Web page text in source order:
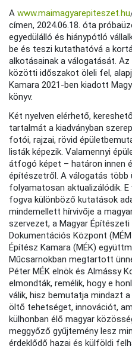
Awww.maimagyarepiteszet.hu
címen, 2024.06.18. óta
egyedülálló és hiánypótló
be és teszi kutathatóvá a
alkotásainak a válogatását.
közötti időszakot öleli fel,
Kamara 2021-ben kiadott
könyv.
Két nyelven elérhető,
tartalmát a kiadványban
fotói, rajzai, rövid
listák képezik. Valamennyi
átfogó képet – határon innen
építészetről. A válogatás több
folyamatosan aktualizálódik.
fogva különböző kutatások
mindemellett hírvivője a
szervezet, a Magyar
Dokumentációs Központ
Építész Kamara (MÉK)
Műcsarnokban megtartott
Péter MÉK elnök és Almássy
elmondták, remélik, hogy e
válik, hisz bemutatja mindazt
öltő tehetséget, innovációt,
külhonban élő magyar
meggyőző gyűjtemény lesz
érdeklődő hazai és külföldi